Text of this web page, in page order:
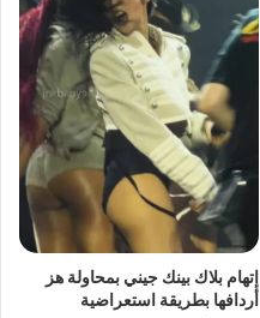
إتهام بلاك بينك جيني بمحاولة هز
أردافها بطريقة استعراضية